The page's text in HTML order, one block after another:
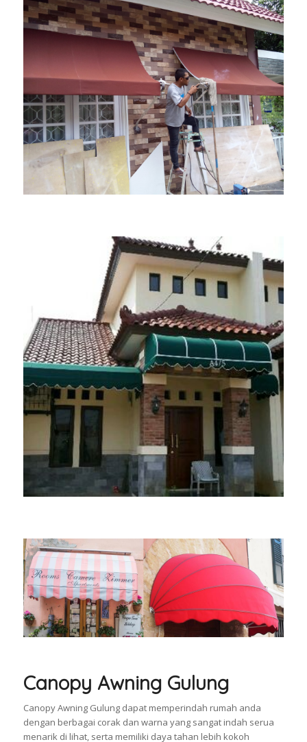
Canopy Awning Gulung
Canopy Awning Gulung dapat memperindah rumah anda
dengan berbagai corak dan warna yang sangat indah serua
menarik di lihat, serta memiliki daya tahan lebih kokoh